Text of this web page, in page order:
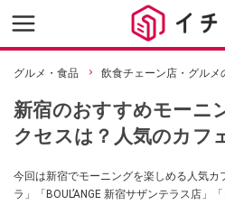
グルメ・食品 飲食チェーン店・グルメ
新宿のおすすめモーニ
クセスは？人気のカフ
今回は新宿でモーニングを楽しめる人気
ラ」「BOUL’ANGE 新宿サザンテラス店」